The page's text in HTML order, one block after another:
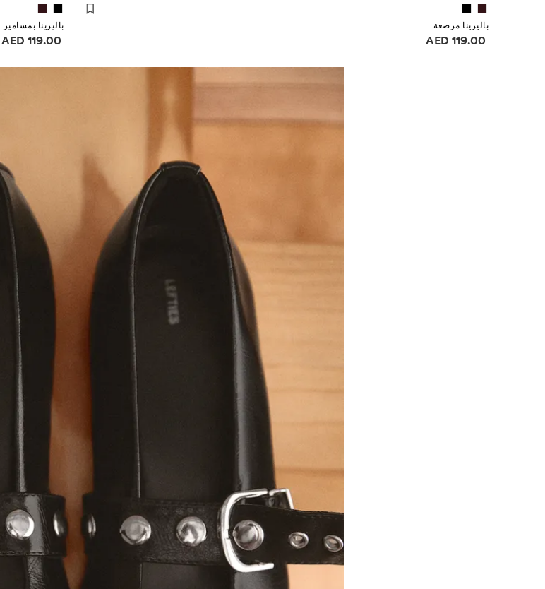
باليرينا مرصعة
معلومات الأسعار
119.00 AED
باليرينا بمسامير
معلومات الأسعار
119.00 AED